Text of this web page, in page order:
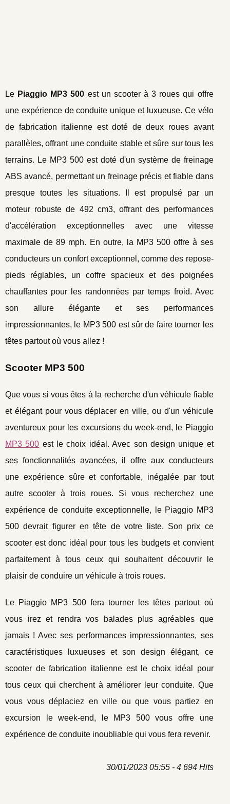
Le Piaggio MP3 500 est un scooter à 3 roues qui offre
une expérience de conduite unique et luxueuse. Ce vélo
de fabrication italienne est doté de deux roues avant
parallèles, offrant une conduite stable et sûre sur tous les
terrains. Le MP3 500 est doté d'un système de freinage
ABS avancé, permettant un freinage précis et fiable dans
presque toutes les situations. Il est propulsé par un
moteur robuste de 492 cm3, offrant des performances
d'accélération exceptionnelles avec une vitesse
maximale de 89 mph. En outre, la MP3 500 offre à ses
conducteurs un confort exceptionnel, comme des repose-
pieds réglables, un coffre spacieux et des poignées
chauffantes pour les randonnées par temps froid. Avec
son allure élégante et ses performances
impressionnantes, le MP3 500 est sûr de faire tourner les
têtes partout où vous allez !
Scooter MP3 500
Que vous si vous êtes à la recherche d'un véhicule fiable
et élégant pour vous déplacer en ville, ou d'un véhicule
aventureux pour les excursions du week-end, le Piaggio
MP3 500 est le choix idéal. Avec son design unique et
ses fonctionnalités avancées, il offre aux conducteurs
une expérience sûre et confortable, inégalée par tout
autre scooter à trois roues. Si vous recherchez une
expérience de conduite exceptionnelle, le Piaggio MP3
500 devrait figurer en tête de votre liste. Son prix ce
scooter est donc idéal pour tous les budgets et convient
parfaitement à tous ceux qui souhaitent découvrir le
plaisir de conduire un véhicule à trois roues.
Le Piaggio MP3 500 fera tourner les têtes partout où
vous irez et rendra vos balades plus agréables que
jamais ! Avec ses performances impressionnantes, ses
caractéristiques luxueuses et son design élégant, ce
scooter de fabrication italienne est le choix idéal pour
tous ceux qui cherchent à améliorer leur conduite. Que
vous vous déplaciez en ville ou que vous partiez en
excursion le week-end, le MP3 500 vous offre une
expérience de conduite inoubliable qui vous fera revenir.
30/01/2023 05:55 - 4 694 Hits